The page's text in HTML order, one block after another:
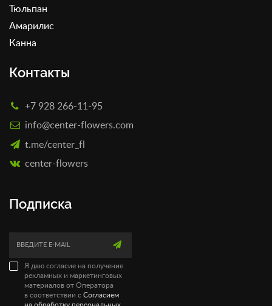
Тюльпан
Амарилис
Канна
Контакты
+7 928 266-11-95
info@center-flowers.com
t.me/center_fl
сenter-flowers
Подписка
Я даю согласие на получение
рекламных и маркетинговых
материалов от Оператора
в соответствии с Согласием